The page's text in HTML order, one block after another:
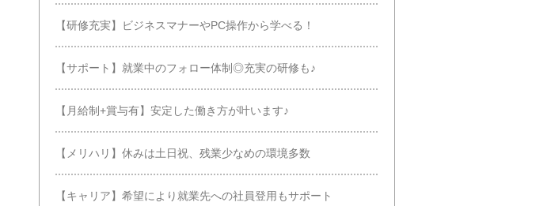
【研修充実】ビジネスマナーやPC操作から学べる！
【サポート】就業中のフォロー体制◎充実の研修も♪
【月給制+賞与有】安定した働き方が叶います♪
【メリハリ】休みは土日祝、残業少なめの環境多数
【キャリア】希望により就業先への社員登用もサポート